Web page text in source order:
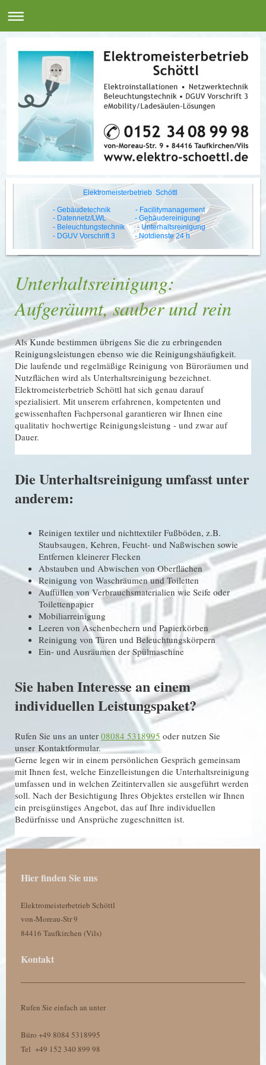
Elektromeisterbetrieb Schöttl
- Gebäudetechnik - Facilitymanagement
- Datennetz/LWL - Gebäudereinigung
- Beleuchtungstechnik - Unterhaltsreinigung
- DGUV Vorschrift 3 - Notdienste 24 h
Unterhaltsreinigung:
Aufgeräumt, sauber und rein
Als Kunde bestimmen übrigens Sie die zu erbringenden
Reinigungsleistungen ebenso wie die Reinigungshäufigkeit.
Die laufende und regelmäßige Reinigung von Büroräumen und
Nutzflächen wird als Unterhaltsreinigung bezeichnet.
Elektromeisterbetrieb Schöttl hat sich genau darauf
spezialisiert. Mit unserem erfahrenen, kompetenten und
gewissenhaften Fachpersonal garantieren wir Ihnen eine
qualitativ hochwertige Reinigungsleistung - und zwar auf
Dauer.
Die Unterhaltsreinigung umfasst unter
anderem:
Reinigen textiler und nichttextiler Fußböden, z.B.
Staubsaugen, Kehren, Feucht- und Naßwischen sowie
Entfernen kleinerer Flecken
Abstauben und Abwischen von Oberflächen
Reinigung von Waschräumen und Toiletten
Auffüllen von Verbrauchsmaterialien wie Seife oder
Toilettenpapier
Mobiliarreinigung
Leeren von Aschenbechern und Papierkörben
Reinigung von Türen und Beleuchtungskörpern
Ein- und Ausräumen der Spülmaschine
Sie haben Interesse an einem
individuellen Leistungspaket?
Rufen Sie uns an unter 08084 5318995 oder nutzen Sie
unser Kontaktformular.
Gerne legen wir in einem persönlichen Gespräch gemeinsam
mit Ihnen fest, welche Einzelleistungen die Unterhaltsreinigung
umfassen und in welchen Zeitintervallen sie ausgeführt werden
soll. Nach der Besichtigung Ihres Objektes erstellen wir Ihnen
ein preisgünstiges Angebot, das auf Ihre individuellen
Bedürfnisse und Ansprüche zugeschnitten ist.
Hier finden Sie uns
Elektromeisterbetrieb Schöttl
von-Moreau-Str 9
84416 Taufkirchen (Vils)
Kontakt
Rufen Sie einfach an unter
Büro +49 8084 5318995
Tel +49 152 340 899 98